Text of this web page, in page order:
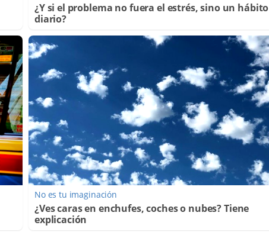
¿Y si el problema no fuera el estrés, sino un hábito
diario?
No es tu imaginación
¿Ves caras en enchufes, coches o nubes? Tiene
explicación